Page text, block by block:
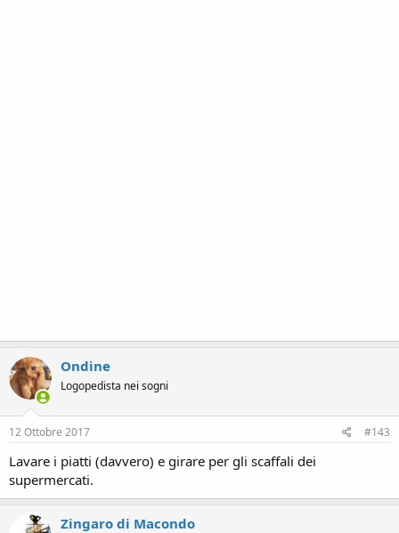
Ondine
Logopedista nei sogni
12 Ottobre 2017 #143
Lavare i piatti (davvero) e girare per gli scaffali dei
supermercati.
Zingaro di Macondo